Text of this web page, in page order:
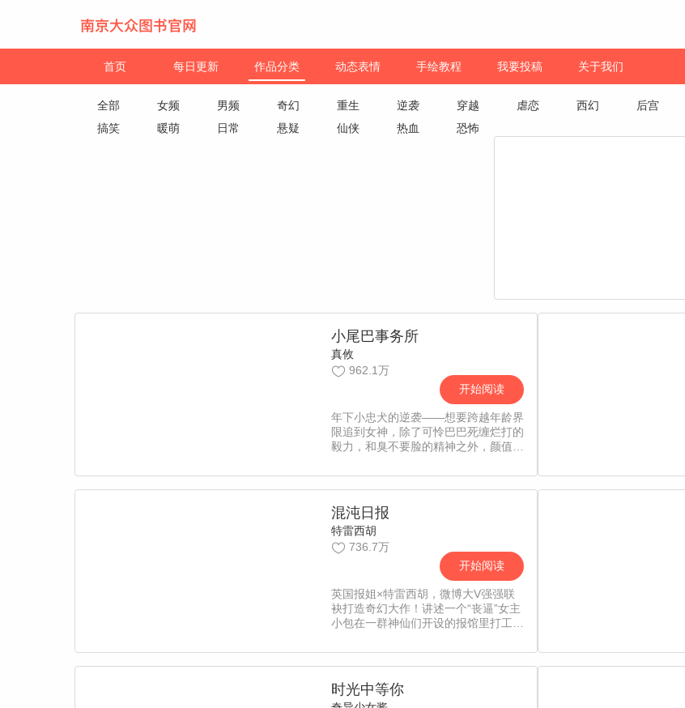
首页 每日更新 作品分类 动态表情 手绘教程 我要投稿 关于我们
全部 女频 男频 奇幻 重生 逆袭 穿越 虐恋 西幻 后宫
搞笑
暖萌 日常 悬疑 仙侠 热血 恐怖
小尾巴事务所
真攸
962.1万
开始阅读
年下小忠犬的逆袭——想要跨越年龄界
限追到女神，除了可怜巴巴死缠烂打的
毅力，和臭不要脸的精神之外，颜值和
周日更新，责编：球球】
混沌日报
特雷西胡
736.7万
开始阅读
英国报姐×特雷西胡，微博大V强强联
袂打造奇幻大作！讲述一个“丧逼”女主
小包在一群神仙们开设的报馆里打工体
访对象吗？[漫漫独家，逢周日更新，
责编：CC]
时光中等你